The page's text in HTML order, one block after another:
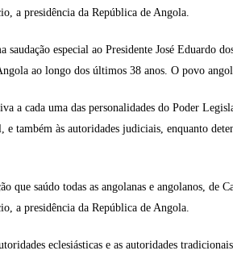
a presidência da República de Angola.
saudação especial ao Presidente José Eduardo
ao longo dos últimos 38 anos. O povo
a cada uma das personalidades do Poder
e também às autoridades judiciais, enquanto
que saúdo todas as angolanas e angolanos, de
a presidência da República de Angola.
eclesiásticas e as autoridades